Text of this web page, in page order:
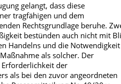
gelangt, dass diese
tragfähigen und dem
Rechtsgrundlage beruhe.
bestünden auch nicht mit
Handelns und die
als solcher. Der
der
als bei den zuvor angeordneten